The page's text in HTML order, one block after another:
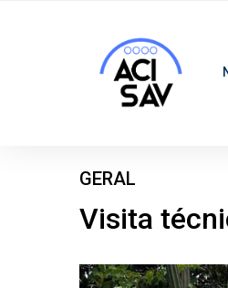
GERAL
Visita